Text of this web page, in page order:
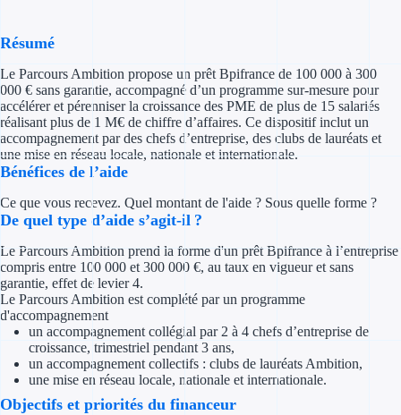
Aides sans
Subventions
Aides Fiscales et
Crédits &
Résumé
Le Parcours Ambition propose un prêt Bpifrance de 100 000 à 300
000 € sans garantie, accompagné d’un programme sur-mesure pour
accélérer et pérenniser la croissance des PME de plus de 15 salariés
réalisant plus de 1 M€ de chiffre d’affaires. Ce dispositif inclut un
accompagnement par des chefs d’entreprise, des clubs de lauréats et
une mise en réseau locale, nationale et internationale.
Bénéfices de l’aide
Ce que vous recevez. Quel montant de l'aide ? Sous quelle forme ?
De quel type d’aide s’agit-il ?
Le Parcours Ambition prend la forme d'un prêt Bpifrance à l’entreprise
compris entre 100 000 et 300 000 €, au taux en vigueur et sans
garantie, effet de levier 4.
Le Parcours Ambition est complété par un programme
d'accompagnement
un accompagnement collégial par 2 à 4 chefs d’entreprise de
croissance, trimestriel pendant 3 ans,
un accompagnement collectifs : clubs de lauréats Ambition,
une mise en réseau locale, nationale et internationale.
Objectifs et priorités du financeur